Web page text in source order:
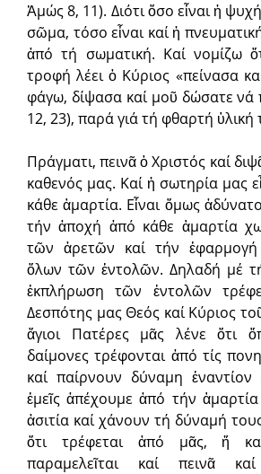
Ἀμώς 8, 11). Διότι ὅσο εἶναι ἡ
σῶμα, τόσο εἶναι καί ἡ
ἀπό τή σωματική. Καί νομίζω
τροφή λέει ὁ Κύριος «πείνασα
φάγω, δίψασα καί μοῦ δώσατε νά
12, 23), παρά γιά τή φθαρτή ὑλική
Πράγματι, πεινᾶ ὁ Χριστός καί
καθενός μας. Καί ἡ σωτηρία μας
κάθε ἁμαρτία. Εἶναι ὅμως
τήν ἀποχή ἀπό κάθε ἁμαρτία
τῶν ἀρετῶν καί τήν
ὅλων τῶν ἐντολῶν. Δηλαδή μέ
ἐκπλήρωση τῶν ἐντολῶν
Δεσπότης μας Θεός καί Κύριος
ἅγιοι Πατέρες μᾶς λένε ὅτι
δαίμονες τρέφονται ἀπό τίς
καί παίρνουν δύναμη
ἐμεῖς ἀπέχουμε ἀπό τήν
ἀσιτία καί χάνουν τή δύναμή
ὅτι τρέφεται ἀπό μᾶς, ἤ
παραμελεῖται καί πεινᾶ